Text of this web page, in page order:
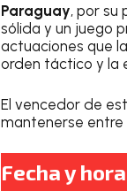
Paraguay, por su
sólida y un juego
actuaciones que
orden táctico y la
El vencedor de
mantenerse entre
Fecha y